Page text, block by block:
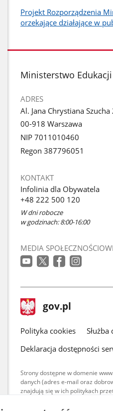
Projekt Rozporządzenia
orzekające działające w
stopka
Ministerstwo
ADRES
Al. Jana Chrystiana Szucha
00-918 Warszawa
NIP 7011010460
Regon 387796051
KONTAKT
Infolinia dla Obywatela
+48 222 500 120
W dni robocze
w godzinach: 8:00-16:00
MEDIA
stopka
gov.pl Strona
gov.pl
gov.pl
Polityka cookies
Deklaracja dostępności
Strony dostępne w domenie
danych (adres e-mail oraz
znajdują się w ich politykach